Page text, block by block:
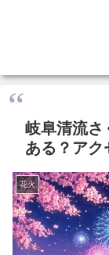
岐阜清流さ
ある？アク
花火